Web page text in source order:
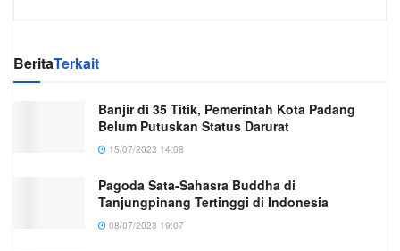
BeritaTerkait
Banjir di 35 Titik, Pemerintah Kota Padang
Belum Putuskan Status Darurat
15/07/2023 14:08
Pagoda Sata-Sahasra Buddha di
Tanjungpinang Tertinggi di Indonesia
08/07/2023 19:07